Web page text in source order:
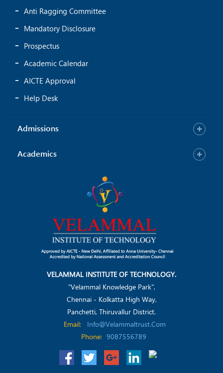
Anti Ragging Committee
Mandatory Disclosure
Prospectus
Academic Calendar
AICTE Approval
Help Desk
Admissions
Academics
VELAMMAL INSTITUTE OF TECHNOLOGY.
"Velammal Knowledge Park",
Chennai - Kolkatta High Way,
Panchetti, Thiruvallur District.
Email:
Info@velammaltrust.com
Phone: 9087556789